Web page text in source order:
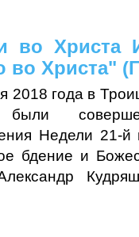
во Христа
во Христа"
2018 года в
Недели 21-й
бдение и